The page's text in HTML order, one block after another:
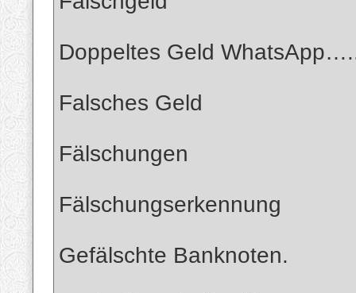
Doppeltes Geld
Falsches Geld
Fälschungen
Fälschungserkennung
Gefälschte Banknoten.